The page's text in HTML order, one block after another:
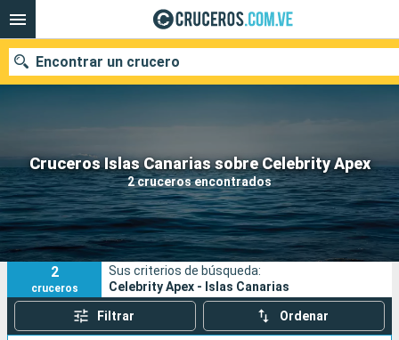
Cruceros Islas Canarias sobre Celebrity Apex
2 cruceros encontrados
Encontrar un crucero
Nuestros destinos
Fecha de salida
Puertos Compañías
Buscar
2
cruceros
Sus criterios de búsqueda:
Celebrity Apex - Islas Canarias
Filtrar Ordenar